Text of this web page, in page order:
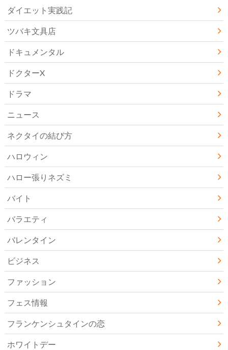
ダイエット実践記
ツバキ文具店
ドキュメンタル
ドクターX
ドラマ
ニュース
ネクタイの結び方
ハロウィン
ハロー張りネズミ
バイト
バラエティ
バレンタイン
ビジネス
ファッション
フェス情報
フランケンシュタインの恋
ホワイトデー